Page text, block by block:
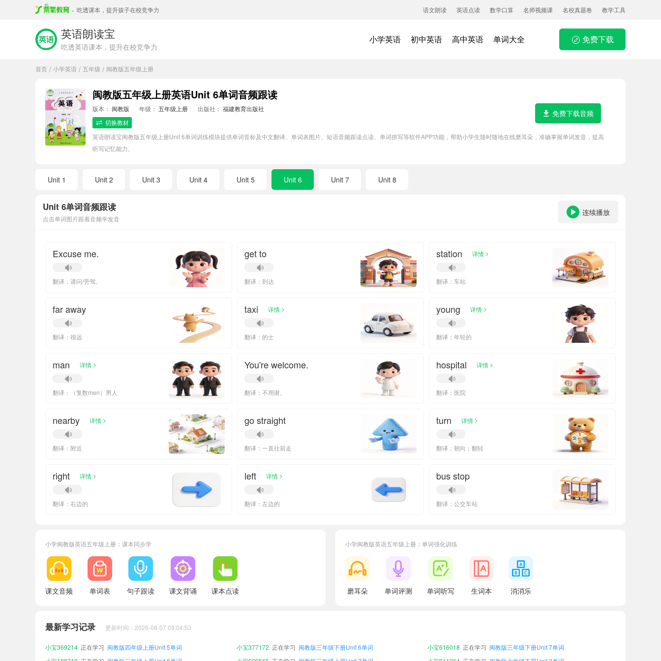
- 吃透课本，提升孩子在校竞争力 语文朗读 英语点读 数学口算 名师视频课 名校真题卷 教学工具
英语朗读宝
吃透英语课本，提升在校竞争力
小学英语 初中英语 高中英语 单词大全 免费下载
首页 / 小学英语 / 五年级 / 闽教版五年级上册
闽教版五年级上册英语Unit 6单词音频跟读
版本： 闽教版 年级： 五年级上册 出版社： 福建教育出版社
切换教材
英语朗读宝闽教版五年级上册Unit 6单词训练模块提供单词音标及中文翻译、单词表图片、短语音频跟读点读、单词拼写等软件APP功能，帮助小学生随时随地在线磨耳朵，准确掌握单词发音，提高
听写记忆能力。
免费下载音频
Unit 1 Unit 2 Unit 3 Unit 4 Unit 5 Unit 6 Unit 7 Unit 8
Unit 6单词音频跟读
点击单词图片跟着音频学发音
连续播放
Excuse me.
翻译：请问/劳驾。
get to
翻译：到达
station 详情 >
翻译：车站
far away
翻译：很远
taxi 详情 >
翻译：的士
young 详情 >
翻译：年轻的
man 详情 >
翻译：（复数men）男人
You're welcome.
翻译：不用谢。
hospital 详情 >
翻译：医院
nearby 详情 >
翻译：附近
go straight
翻译：一直往前走
turn 详情 >
翻译：朝向；翻转
right 详情 >
翻译：右边的
left 详情 >
翻译：左边的
bus stop
翻译：公交车站
小学闽教版英语五年级上册：课本同步学
课文音频 单词表 句子跟读 课文背诵 课本点读
小学闽教版英语五年级上册：单词强化训练
磨耳朵 单词评测 单词听写 生词本 消消乐
最新学习记录 更新时间：2026-08-07 09:04:53
小宝797440 正在学习 闽教版四年级上册Unit 3单词 小宝871421 闽教版三年级上册Unit 5单词 小宝845661 正在学习 闽教版六年级上册Unit 1单词
小宝773551
小宝188719 正在学习 闽教版三年级上册Unit 8单词 小宝929565 正在学习 闽教版三年级上册Unit 7单词 小宝911064 正在学习 闽教版六年级下册Unit 2单词